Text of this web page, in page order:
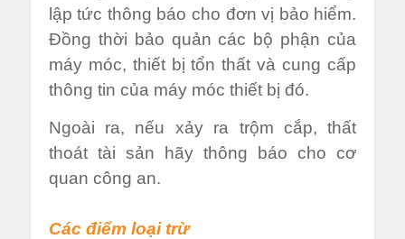
lập tức thông báo cho đơn vị bảo hiểm.
Đồng thời bảo quản các bộ phận của
máy móc, thiết bị tổn thất và cung cấp
thông tin của máy móc thiết bị đó.
Ngoài ra, nếu xảy ra trộm cắp, thất
thoát tài sản hãy thông báo cho cơ
quan công an.
Các điểm loại trừ